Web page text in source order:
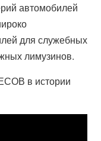
автомобилей
для служебных
лимузинов.
в истории